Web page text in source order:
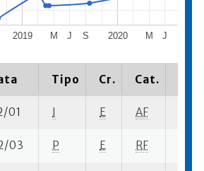
2019 2020
M J S M J
Tipo Cr. Cat.
01 I E AF
03 P E RF